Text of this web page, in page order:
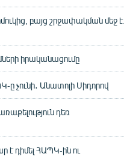
բայց շրջափակման մեջ է.
իրականացումը
չունի․ Անատոլի Սիդորով
դեռ
է դիմել ՀԱՊԿ-ին ու